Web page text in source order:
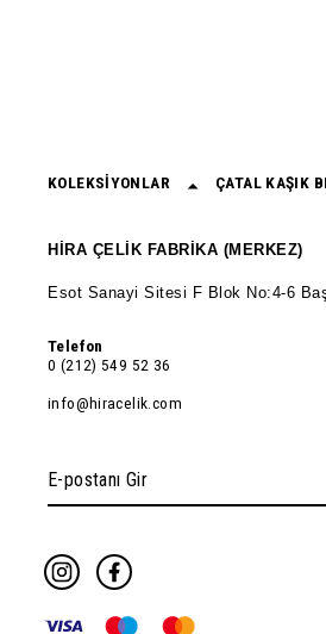
KOLEKSİYONLAR ÇATAL KAŞIK
HİRA ÇELİK FABRİKA (MERKEZ)
Esot Sanayi Sitesi F Blok No:4-6
Telefon
0 (212) 549 52 36
info@hiracelik.com